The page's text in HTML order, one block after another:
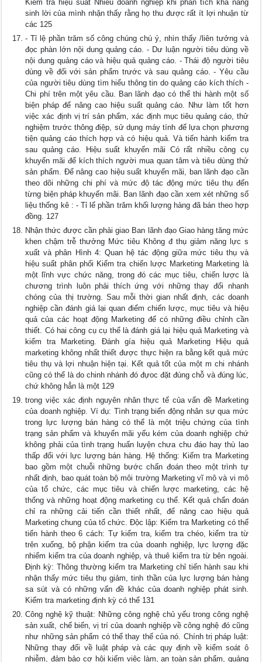
Kiểm tra hiệu suất Nhiều doanh nghiệp khi phân tích khả năng
sinh lời của mình nhận thấy rằng họ thu được rất ít lợi nhuận từ
các 125
- Tỉ lệ phần trăm số công chúng chú ý, nhìn thấy /liên tưởng và
đọc phàn lớn nội dung quảng cáo. - Dư luận người tiêu dùng về
nội dung quảng cáo và hiệu quả quảng cáo. - Thái độ người tiêu
dùng về đối với sản phẩm trước và sau quảng cáo. - Yêu cầu
của người tiêu dùng tìm hiểu thông tin do quảng cáo kích thích -
Chi phí trên một yêu cầu. Ban lãnh đạo có thể thi hành một số
biện pháp để nâng cao hiệu suất quảng cáo. Như làm tốt hơn
việc xác định vị trí sản phẩm, xác định mục tiêu quảng cáo, thử
nghiệm trước thông điệp, sử dụng máy tính để lựa chọn phương
tiện quảng cáo thích hợp và có hiệu quả. Và tiến hành kiểm tra
sau quảng cáo. Hiệu suất khuyến mãi Có rất nhiều công cụ
khuyến mãi để kích thích người mua quan tâm và tiêu dùng thử
sản phẩm. Để nâng cao hiệu suất khuyến mãi, ban lãnh đạo cần
theo dõi những chi phí và mức độ tác động mức tiêu thụ đến
từng biện pháp khuyến mãi. Ban lãnh đạo cần xem xét những số
liệu thống kê : - Tỉ lế phần trăm khối lượng hàng đã bán theo hợp
đồng. 127
Nhận thức được cần phải giao Ban lãnh đạo Giao hàng tăng mức
khen chậm trễ thưởng Mức tiêu Không đ thụ giảm năng lực s
xuất và phân Hình 4: Quan hệ tác động giữa mức tiêu thụ và
hiệu suất phân phối Kiểm tra chiến lược Marketing Marketing là
một lĩnh vực chức năng, trong đó các mục tiêu, chiến lược là
chương trình luôn phải thích ứng với những thay đổi nhanh
chóng của thị trường. Sau mỗi thời gian nhất định, các doanh
nghiệp cần đánh giá lại quan điểm chiến lược, mục tiêu và hiệu
quả của các hoạt động Marketing để có những điều chỉnh cần
thiết. Có hai công cụ cụ thể là đánh giá lại hiệu quả Marketing và
kiểm tra Marketing. Đánh gía hiệu quả Marketing Hiệu quả
marketing không nhất thiết được thực hiện ra bằng kết quả mức
tiêu thụ và lợi nhuận hiện tại. Kết quả tốt của một m chi nhánh
cũng có thể là do chinh nhánh đó đựoc đặt đúng chỗ và đúng lúc,
chứ không hẳn là một 129
trong việc xác định nguyên nhân thực tế của vấn đề Marketing
của doanh nghiệp. Ví dụ: Tình trạng biến động nhân sự qua mức
trong lực lượng bán hàng có thể là một triệu chứng của tình
trạng sản phẩm và khuyến mãi yếu kém của doanh nghiệp chứ
không phải của tình trạng huấn luyện chưa chu đáo hay thù lao
thấp đối với lực lượng bán hàng. Hệ thống: Kiểm tra Marketing
bao gồm một chuỗi những bước chẩn đoán theo một trình tự
nhất định, bao quát toàn bộ môi trường Marketing vĩ mô và vi mô
của tổ chức, các mục tiêu và chiến lược marketing, các hệ
thống và những hoạt động marketing cụ thể. Kết quả chẩn đoán
chỉ ra những cải tiến cần thiết nhất, để nâng cao hiệu quả
Marketing chung của tổ chức. Độc lập: Kiểm tra Marketing có thể
tiến hành theo 6 cách: Tự kiểm tra, kiểm tra chéo, kiểm tra từ
trên xuống, bộ phận kiểm tra của doanh nghiệp, lực lượng đặc
nhiểm kiểm tra của doanh nghiệp, và thuê kiểm tra từ bên ngoài.
Định kỳ: Thông thường kiểm tra Marketing chỉ tiến hành sau khi
nhận thấy mức tiêu thụ giảm, tinh thần của lực lượng bán hàng
sa sút và có những vấn đề khác của doanh nghiệp phát sinh.
Kiểm tra marketing định kỳ có thể 131
Công nghệ kỹ thuật: Những công nghệ chủ yếu trong công nghệ
sản xuất, chế biến, vị trí của doanh nghiệp về công nghệ đó cũng
như những sản phẩm có thể thay thế của nó. Chính trị pháp luật:
Những thay đổi về luật pháp và các quy định về kiểm soát ô
nhiễm, đảm bảo cơ hội kiếm việc làm, an toàn sản phẩm, quảng